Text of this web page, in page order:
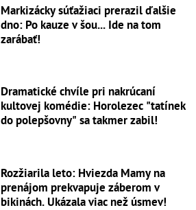
Markizácky súťažiaci prerazil ďalšie
dno: Po kauze v šou... Ide na tom
zarábať!
Dramatické chvíle pri nakrúcaní
kultovej komédie: Horolezec "tatínek
do polepšovny" sa takmer zabil!
Rozžiarila leto: Hviezda Mamy na
prenájom prekvapuje záberom v
bikinách. Ukázala viac než úsmev!